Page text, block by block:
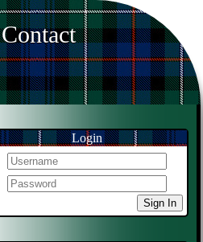
Contact
Login
Sign In